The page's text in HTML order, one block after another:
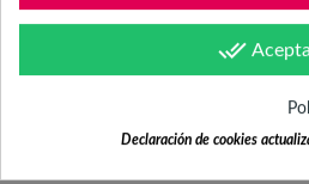
done_all
Declaración de cookies